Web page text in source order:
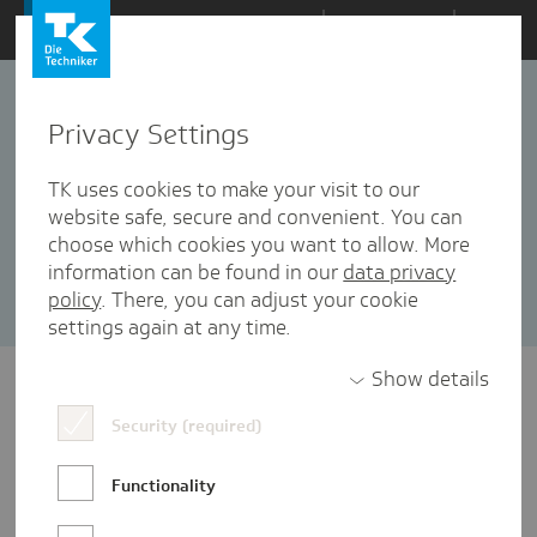
Zum
Inhalt
springen
Selbstverwaltung
19 Artikel in dieser Kategorie enthalten
Sortieren nach: Datum Popularität
Privacy Settings
TK uses cookies to make your visit to our
website safe, secure and convenient. You can
choose which cookies you want to allow. More
information can be found in our data privacy
policy. There, you can adjust your cookie
settings again at any time.
Show details
Security (required)
Functionality